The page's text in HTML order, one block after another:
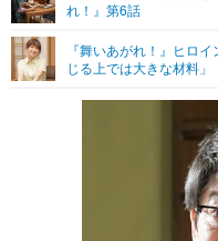
グラビア
ショッピング
その他
れ！』第6話
『舞いあがれ！』ヒロ
じる上では大きな材料」